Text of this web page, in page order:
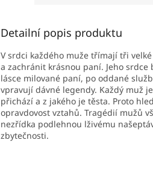
Detailní popis produktu
V srdci každého muže třímají tři
a zachránit krásnou paní. Jeho
lásce milované paní, po oddané
vpravují dávné legendy. Každý muž
přichází a z jakého je těsta. Proto
opravdovost vztahů. Tragédií mužů
nezřídka podlehnou lživému
zbytečnosti.